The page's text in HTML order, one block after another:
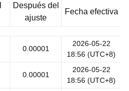
Después del
ajuste
Fecha efectiva
0.00001
2026-05-22
18:56 (UTC+8)
0.00001
2026-05-22
18:56 (UTC+8)